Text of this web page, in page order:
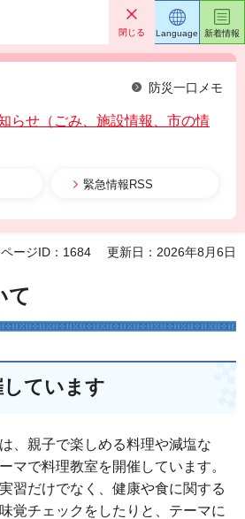
閉じる
防災一口メモ
らせ（ごみ、施設情報、市の情
緊急情報RSS
Language 新着情報
ページID：1684 更新日：2026年8月6日
て
ています
、親子で楽しめる料理や減塩な
マで料理教室を開催しています。
習だけでなく、健康や食に関する
覚チェックをしたりと、テーマに